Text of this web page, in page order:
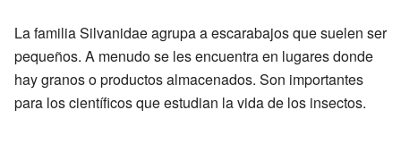
La familia Silvanidae agrupa a escarabajos que suelen ser
pequeños. A menudo se les encuentra en lugares donde
hay granos o productos almacenados. Son importantes
para los científicos que estudian la vida de los insectos.